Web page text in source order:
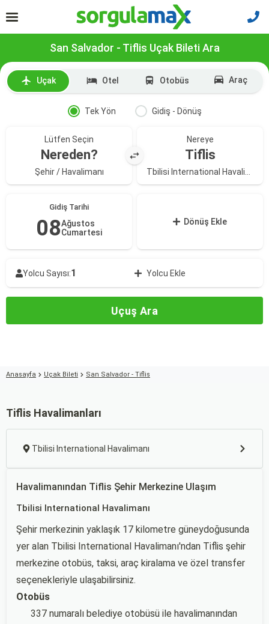
San Salvador - Tiflis Uçak Bileti Ara
Uçak Otel Otobüs Araç
Tek Yön Gidiş - Dönüş
Lütfen Seçin
Nereden?
Şehir / Havalimanı
Nereye
Tiflis
Gidiş Tarihi
08Ağustos
Cumartesi
Dönüş Ekle
Yolcu Sayısı:1 Yolcu Ekle
Uçuş Ara
Anasayfa Uçak Bileti San Salvador - Tiflis
Tiflis Havalimanları
Tbilisi International Havalimanı
Havalimanından Tiflis Şehir Merkezine Ulaşım
Tbilisi International Havalimanı
Şehir merkezinin yaklaşık 17 kilometre güneydoğusunda
yer alan Tbilisi International Havalimanı'ndan Tiflis şehir
merkezine otobüs, taksi, araç kiralama ve özel transfer
seçenekleriyle ulaşabilirsiniz.
Otobüs
337 numaralı belediye otobüsü ile havalimanından